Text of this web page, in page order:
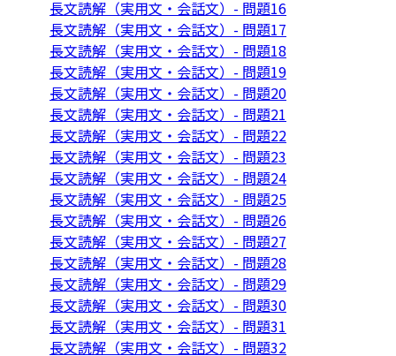
長文読解（実用文・会話文）- 問題16
長文読解（実用文・会話文）- 問題17
長文読解（実用文・会話文）- 問題18
長文読解（実用文・会話文）- 問題19
長文読解（実用文・会話文）- 問題20
長文読解（実用文・会話文）- 問題21
長文読解（実用文・会話文）- 問題22
長文読解（実用文・会話文）- 問題23
長文読解（実用文・会話文）- 問題24
長文読解（実用文・会話文）- 問題25
長文読解（実用文・会話文）- 問題26
長文読解（実用文・会話文）- 問題27
長文読解（実用文・会話文）- 問題28
長文読解（実用文・会話文）- 問題29
長文読解（実用文・会話文）- 問題30
長文読解（実用文・会話文）- 問題31
長文読解（実用文・会話文）- 問題32